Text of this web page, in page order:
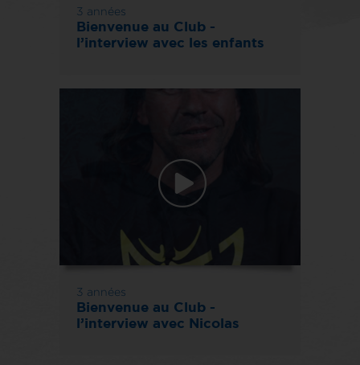
3 années
Bienvenue au Club -
l’interview avec les enfants
3 années
Bienvenue au Club -
l’interview avec Nicolas